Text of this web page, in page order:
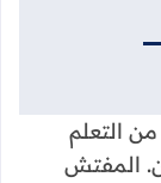
التعلم
المفتش